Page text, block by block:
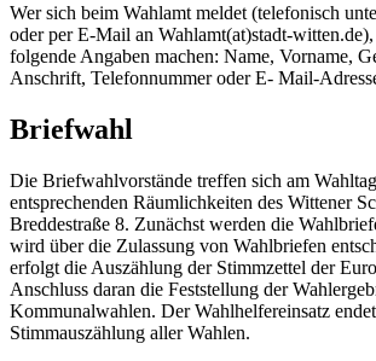
Wer sich beim Wahlamt meldet (telefonisch
oder per E-Mail an Wahlamt(at)stadt-
folgende Angaben machen: Name, Vorname,
Anschrift, Telefonnummer oder E- Mail-
Briefwahl
Die Briefwahlvorstände treffen sich am
entsprechenden Räumlichkeiten des Wittener
Breddestraße 8. Zunächst werden die
wird über die Zulassung von Wahlbriefen
erfolgt die Auszählung der Stimmzettel der
Anschluss daran die Feststellung der
Kommunalwahlen. Der Wahlhelfereinsatz
Stimmauszählung aller Wahlen.